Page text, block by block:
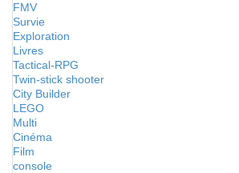
FMV
Survie
Exploration
Livres
Tactical-RPG
Twin-stick shooter
City Builder
LEGO
Multi
Cinéma
Film
console